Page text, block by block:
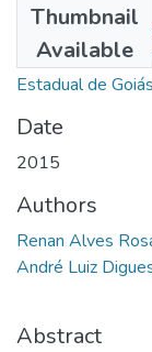
Thumbnail
Available
A Lavratura do
Auto de Prisão
Estadual de
Date
2015
Authors
Renan Alves
André Luiz
Abstract